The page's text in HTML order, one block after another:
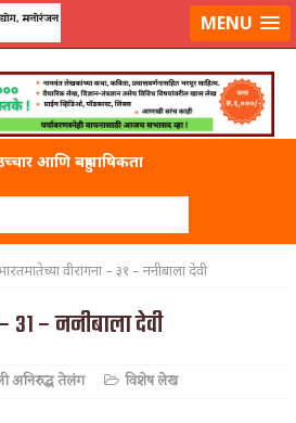
|लेखक नोंदणी कराMENU
आणि बहुभाषिकता
एक अफलातून धातू (COPPER)
कविता लिहू इच्छिते
विहीर
वीरांगना – ३१ – ननीबाला देवी
३१ – ननीबाला देवी
अनिरुद्ध तेलंग विशेष लेख